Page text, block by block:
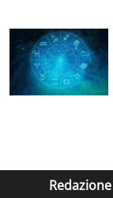
Redazione